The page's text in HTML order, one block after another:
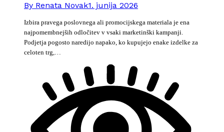
By Renata Novak1. junija 2026
Izbira pravega poslovnega ali promocijskega materiala je ena
najpomembnejših odločitev v vsaki marketinški kampanji.
Podjetja pogosto naredijo napako, ko kupujejo enake izdelke za
celoten trg,…